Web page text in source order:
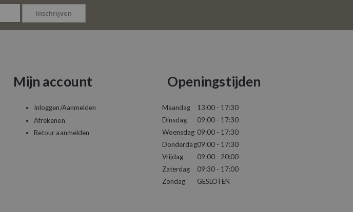
Inschrijven
Mijn account
Inloggen/Aanmelden
Afrekenen
Retour aanmelden
Openingstijden
Maandag
Dinsdag
Woensdag
Donderdag
Vrijdag
Zaterdag
Zondag
13:00 - 17:30
09:00 - 17:30
09:00 - 17:30
09:00 - 17:30
09:00 - 20:00
09:30 - 17:00
GESLOTEN